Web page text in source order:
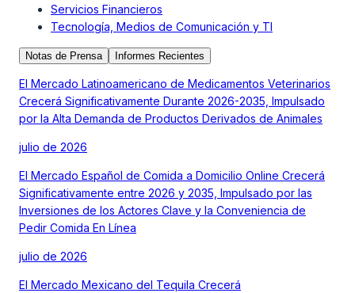
Servicios Financieros
Tecnología, Medios de Comunicación y TI
Notas de Prensa Informes Recientes
El Mercado Latinoamericano de Medicamentos Veterinarios
Crecerá Significativamente Durante 2026-2035, Impulsado
por la Alta Demanda de Productos Derivados de Animales
julio de 2026
El Mercado Español de Comida a Domicilio Online Crecerá
Significativamente entre 2026 y 2035, Impulsado por las
Inversiones de los Actores Clave y la Conveniencia de
Pedir Comida En Línea
julio de 2026
El Mercado Mexicano del Tequila Crecerá